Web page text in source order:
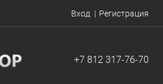
Вход Регистрация
+7 812 317-76-70